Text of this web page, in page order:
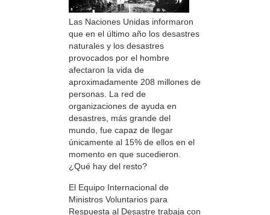
Las Naciones Unidas informaron
que en el último año los desastres
naturales y los desastres
provocados por el hombre
afectaron la vida de
aproximadamente 208 millones de
personas. La red de
organizaciones de ayuda en
desastres, más grande del
mundo, fue capaz de llegar
únicamente al 15% de ellos en el
momento en que sucedieron.
¿Qué hay del resto?
El Equipo Internacional de
Ministros Voluntarios para
Respuesta al Desastre trabaja con